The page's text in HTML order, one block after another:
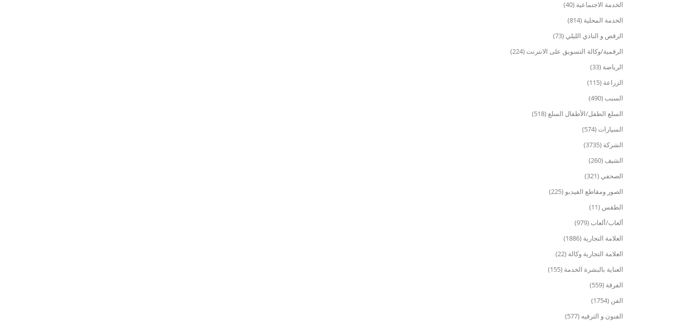
الخدمة الاجتماعية (40)
الخدمة المحلية (814)
الرقص و النادي الليلي (73)
الرقمية/وكالة التسويق على الانترنت (224)
الرياضة (33)
الزراعة (115)
السبب (490)
السلع الطفل/الأطفال السلع (518)
السيارات (574)
الشركة (3735)
الشيف (260)
الصحفي (321)
الصور ومقاطع الفيديو (225)
الطقس (11)
ألعاب/ألعاب (979)
العلامة التجارية (1886)
العلامة التجارية وكالة (22)
العناية بالبشرة الخدمة (155)
الفرقة (559)
الفن (1754)
الفنون و الترفيه (577)